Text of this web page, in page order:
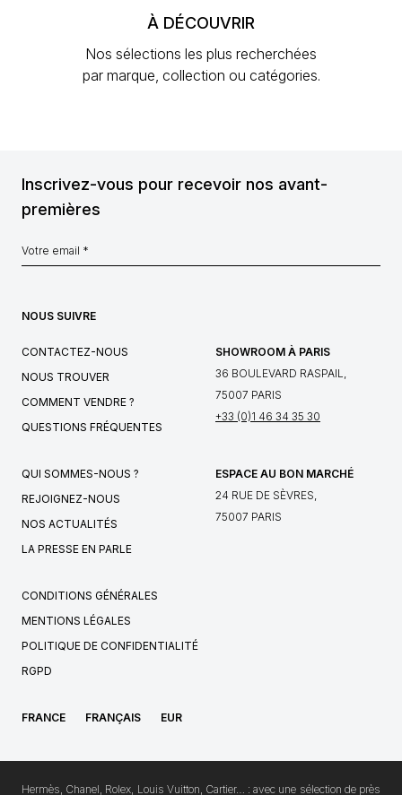
À DÉCOUVRIR
Nos sélections les plus recherchées
par marque, collection ou catégories.
Inscrivez-vous pour recevoir nos avant-
premières
NOUS SUIVRE
CONTACTEZ-NOUS
NOUS TROUVER
COMMENT VENDRE ?
QUESTIONS FRÉQUENTES
SHOWROOM À PARIS
36 BOULEVARD RASPAIL,
75007 PARIS
+33 (0)1 46 34 35 30
QUI SOMMES-NOUS ?
REJOIGNEZ-NOUS
NOS ACTUALITÉS
LA PRESSE EN PARLE
ESPACE AU BON MARCHÉ
24 RUE DE SÈVRES,
75007 PARIS
CONDITIONS GÉNÉRALES
MENTIONS LÉGALES
POLITIQUE DE CONFIDENTIALITÉ
RGPD
FRANCE FRANÇAIS EUR
Hermès, Chanel, Rolex, Louis Vuitton, Cartier… : avec une sélection de près